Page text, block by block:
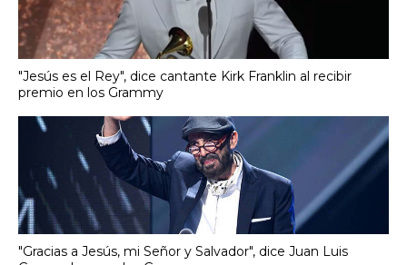
"Jesús es el Rey", dice cantante Kirk Franklin al recibir
premio en los Grammy
"Gracias a Jesús, mi Señor y Salvador", dice Juan Luis